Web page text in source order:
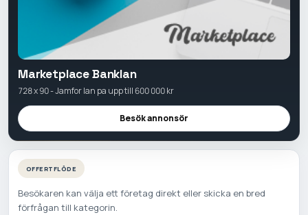
Marketplace Banklan
728 x 90 - Jamfor lan pa upp till 600 000 kr
Besök annonsör
OFFERTFLÖDE
Besökaren kan välja ett företag direkt eller skicka en bred
förfrågan till kategorin.